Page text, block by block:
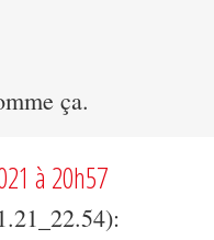
ça.
à 20h57